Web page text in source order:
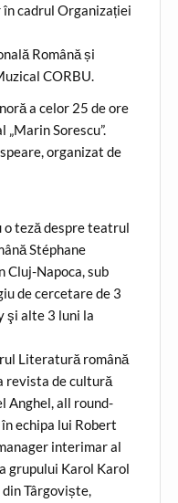
cadrul Organizației
Română și
CORBU.
a celor 25 de ore
Sorescu”.
organizat de
o teză despre teatrul
Stéphane
Cluj-Napoca, sub
de cercetare de 3
şi alte 3 luni la
Literatură română
revista de cultură
Anghel, all round-
echipa lui Robert
interimar al
grupului Karol Karol
Târgoviște,